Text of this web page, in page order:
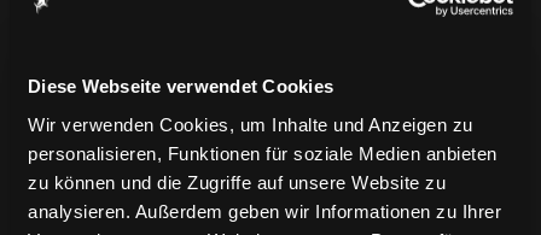
Diese Webseite verwendet Cookies
Wir verwenden Cookies, um Inhalte und Anzeigen zu
personalisieren, Funktionen für soziale Medien anbieten
zu können und die Zugriffe auf unsere Website zu
analysieren. Außerdem geben wir Informationen zu Ihrer
TRIKOTS
TRIKOTS
TRIKOTS